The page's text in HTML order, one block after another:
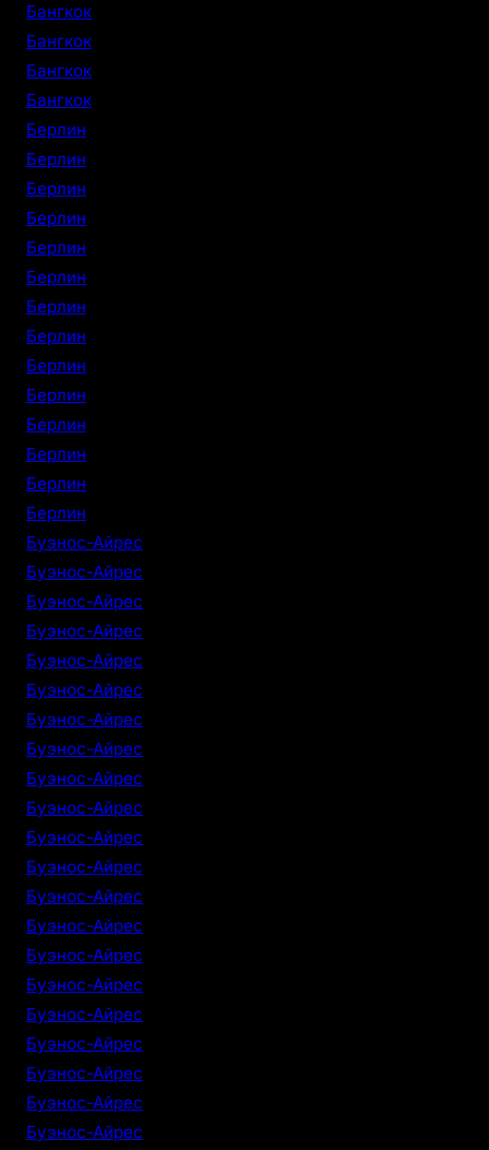
Бангкок
Бангкок
Бангкок
Бангкок
Берлин
Берлин
Берлин
Берлин
Берлин
Берлин
Берлин
Берлин
Берлин
Берлин
Берлин
Берлин
Берлин
Берлин
Буэнос-Айрес
Буэнос-Айрес
Буэнос-Айрес
Буэнос-Айрес
Буэнос-Айрес
Буэнос-Айрес
Буэнос-Айрес
Буэнос-Айрес
Буэнос-Айрес
Буэнос-Айрес
Буэнос-Айрес
Буэнос-Айрес
Буэнос-Айрес
Буэнос-Айрес
Буэнос-Айрес
Буэнос-Айрес
Буэнос-Айрес
Буэнос-Айрес
Буэнос-Айрес
Буэнос-Айрес
Буэнос-Айрес